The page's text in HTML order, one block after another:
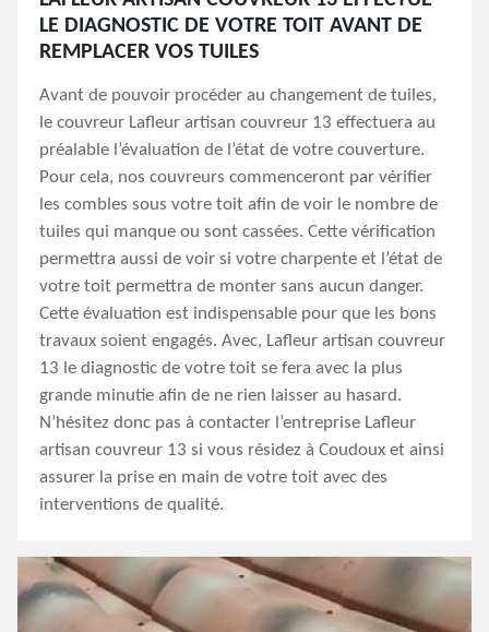
LE DIAGNOSTIC DE VOTRE TOIT AVANT DE
REMPLACER VOS TUILES
Avant de pouvoir procéder au changement de tuiles,
le couvreur Lafleur artisan couvreur 13 effectuera au
préalable l’évaluation de l’état de votre couverture.
Pour cela, nos couvreurs commenceront par vérifier
les combles sous votre toit afin de voir le nombre de
tuiles qui manque ou sont cassées. Cette vérification
permettra aussi de voir si votre charpente et l’état de
votre toit permettra de monter sans aucun danger.
Cette évaluation est indispensable pour que les bons
travaux soient engagés. Avec, Lafleur artisan couvreur
13 le diagnostic de votre toit se fera avec la plus
grande minutie afin de ne rien laisser au hasard.
N’hésitez donc pas à contacter l’entreprise Lafleur
artisan couvreur 13 si vous résidez à Coudoux et ainsi
assurer la prise en main de votre toit avec des
interventions de qualité.